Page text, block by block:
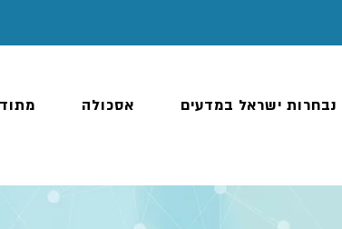
אסכולה נבחרות ישראל במדעים